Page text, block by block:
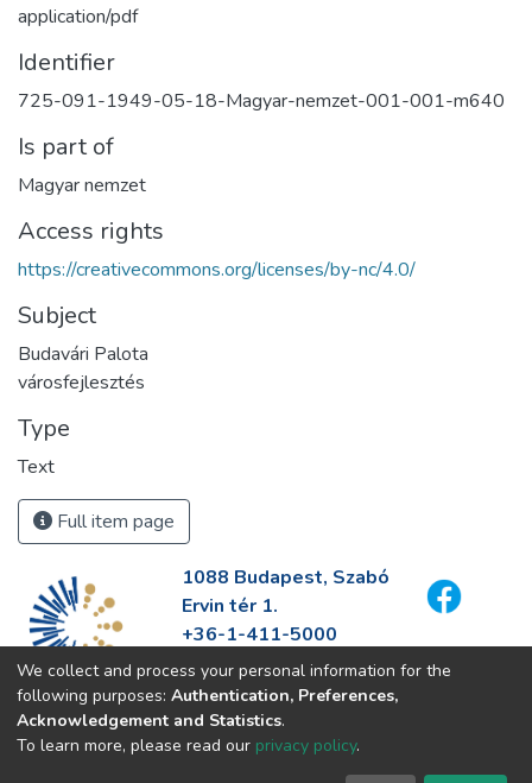
application/pdf
Identifier
725-091-1949-05-18-Magyar-nemzet-001-001-m640
Is part of
Magyar nemzet
Access rights
https://creativecommons.org/licenses/by-nc/4.0/
Subject
Budavári Palota
városfejlesztés
Type
Text
Full item page
1088 Budapest, Szabó
Ervin tér 1.
+36-1-411-5000
info@fszek.hu
https://fszek.hu
We collect and process your personal information for the
following purposes: Authentication, Preferences,
Acknowledgement and Statistics.
To learn more, please read our privacy policy.